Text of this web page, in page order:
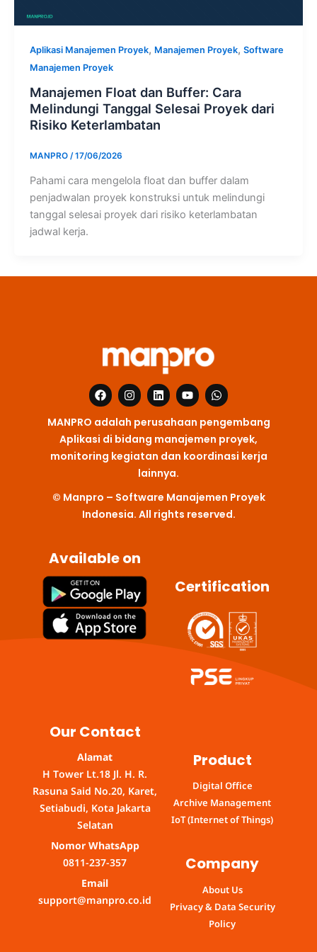
Aplikasi Manajemen Proyek, Manajemen Proyek, Software
Manajemen Proyek
Manajemen Float dan Buffer: Cara
Melindungi Tanggal Selesai Proyek dari
Risiko Keterlambatan
MANPRO /17/06/2026
Pahami cara mengelola float dan buffer dalam
penjadwalan proyek konstruksi untuk melindungi
tanggal selesai proyek dari risiko keterlambatan
jadwal kerja.
F
a
e
b
o
o
I
n
t
a
g
r
L
i
k
e
d
i
n
Y
o
t
u
b
e
W
h
t
s
a
p
MANPRO adalah perusahaan pengembang
Aplikasi di bidang manajemen proyek,
monitoring kegiatan dan koordinasi kerja
lainnya.
© Manpro – Software Manajemen Proyek
Indonesia. All rights reserved.
Available on
Certification
Our Contact
Alamat
H Tower Lt.18 Jl. H. R.
Rasuna Said No.20, Karet,
Setiabudi, Kota Jakarta
Selatan
Nomor WhatsApp
0811-237-357
Email
support@manpro.co.id
Product
Digital Office
Archive Management
IoT (Internet of Things)
Company
About Us
Privacy & Data Security
Policy